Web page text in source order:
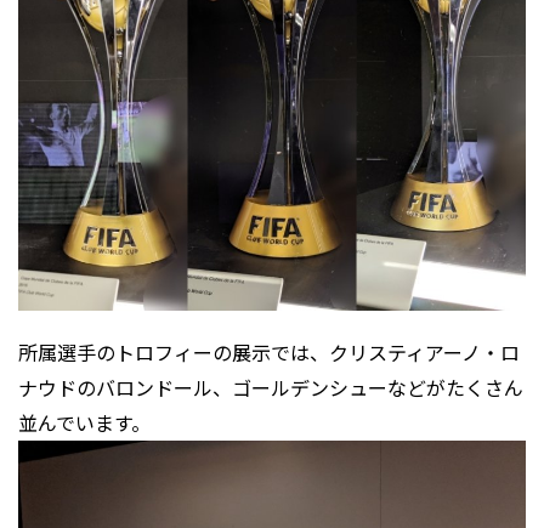
所属選手のトロフィーの展示では、クリスティアーノ・ロ
ナウドのバロンドール、ゴールデンシューなどがたくさん
並んでいます。